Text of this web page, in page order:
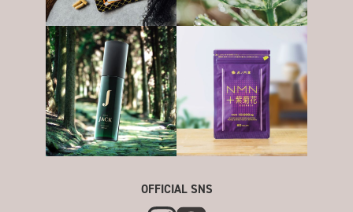
OFFICIAL SNS